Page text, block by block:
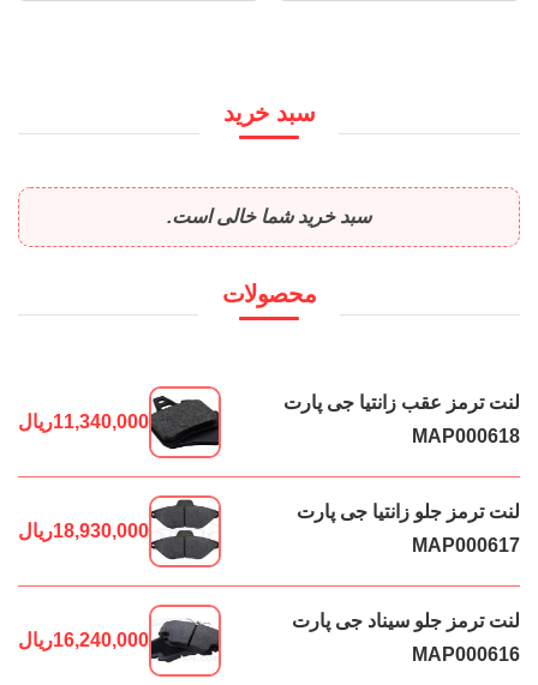
سبد خرید
سبد خرید شما خالی است.
محصولات
لنت ترمز عقب زانتیا جی پارت
MAP000618
11,340,000ریال
لنت ترمز جلو زانتیا جی پارت
MAP000617
18,930,000ریال
لنت ترمز جلو سیناد جی پارت
MAP000616
16,240,000ریال